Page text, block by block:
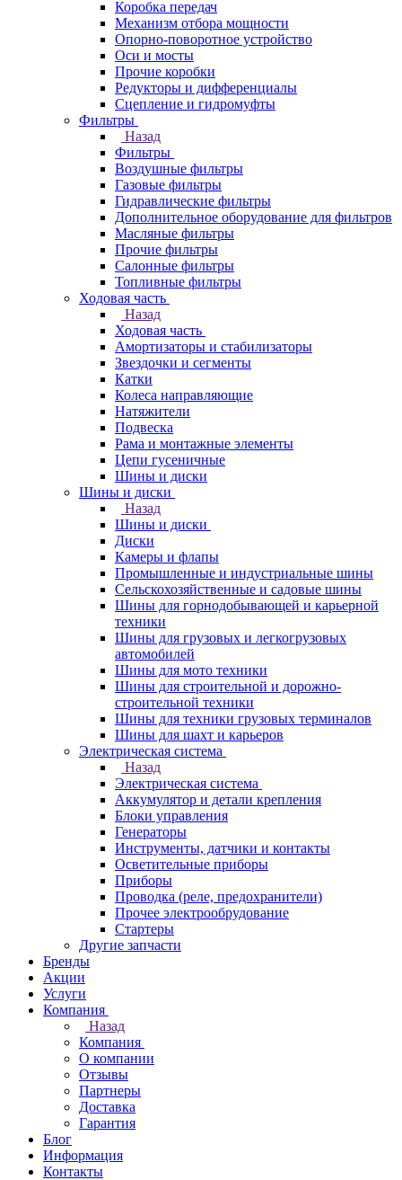
Коробка передач
Механизм отбора мощности
Опорно-поворотное устройство
Оси и мосты
Прочие коробки
Редукторы и дифференциалы
Сцепление и гидромуфты
Фильтры
Назад
Фильтры
Воздушные фильтры
Газовые фильтры
Гидравлические фильтры
Дополнительное оборудование для фильтров
Масляные фильтры
Прочие фильтры
Салонные фильтры
Топливные фильтры
Ходовая часть
Назад
Ходовая часть
Амортизаторы и стабилизаторы
Звездочки и сегменты
Катки
Колеса направляющие
Натяжители
Подвеска
Рама и монтажные элементы
Цепи гусеничные
Шины и диски
Шины и диски
Назад
Шины и диски
Диски
Камеры и флапы
Промышленные и индустриальные шины
Сельскохозяйственные и садовые шины
Шины для горнодобывающей и карьерной
техники
Шины для грузовых и легкогрузовых
автомобилей
Шины для мото техники
Шины для строительной и дорожно-
строительной техники
Шины для техники грузовых терминалов
Шины для шахт и карьеров
Электрическая система
Назад
Электрическая система
Аккумулятор и детали крепления
Блоки управления
Генераторы
Инструменты, датчики и контакты
Осветительные приборы
Приборы
Проводка (реле, предохранители)
Прочее электрообрудование
Стартеры
Другие запчасти
Бренды
Акции
Услуги
Компания
Назад
Компания
О компании
Отзывы
Партнеры
Доставка
Гарантия
Блог
Информация
Контакты